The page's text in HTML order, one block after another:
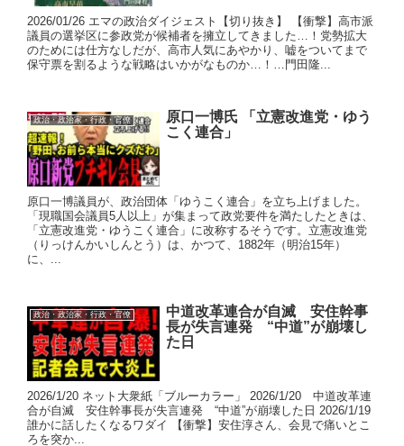
2026/01/26 エマの政治ダイジェスト【切り抜き】 【衝撃】高市派
議員の選挙区に参政党が候補者を擁立してきました…！党勢拡大
のためには仕方なしだが、高市人気にあやかり、嘘をついてまで
保守票を割るような戦略はいかがなものか…！…門田隆...
政治・政治家・行政・官僚
原口一博氏 「立憲改進党・ゆう
こく連合」
原口一博議員が、政治団体「ゆうこく連合」を立ち上げました。
「現職国会議員5人以上」が集まって政党要件を満たしたときは、
「立憲改進党・ゆうこく連合」に改称するそうです。立憲改進党
（りっけんかいしんとう）は、かつて、1882年（明治15年）
に、...
政治・政治家・行政・官僚
中道改革連合が自滅 安住幹事
長が失言連発 “中道”が崩壊し
た日
2026/1/20 ネット大衆紙「ブルーカラー」 2026/1/20 中道改革連
合が自滅 安住幹事長が失言連発 “中道”が崩壊した日 2026/1/19
誰かに話したくなるワダイ 【衝撃】安住淳さん、会見で痛いとこ
ろを突か...